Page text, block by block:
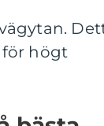
för högt